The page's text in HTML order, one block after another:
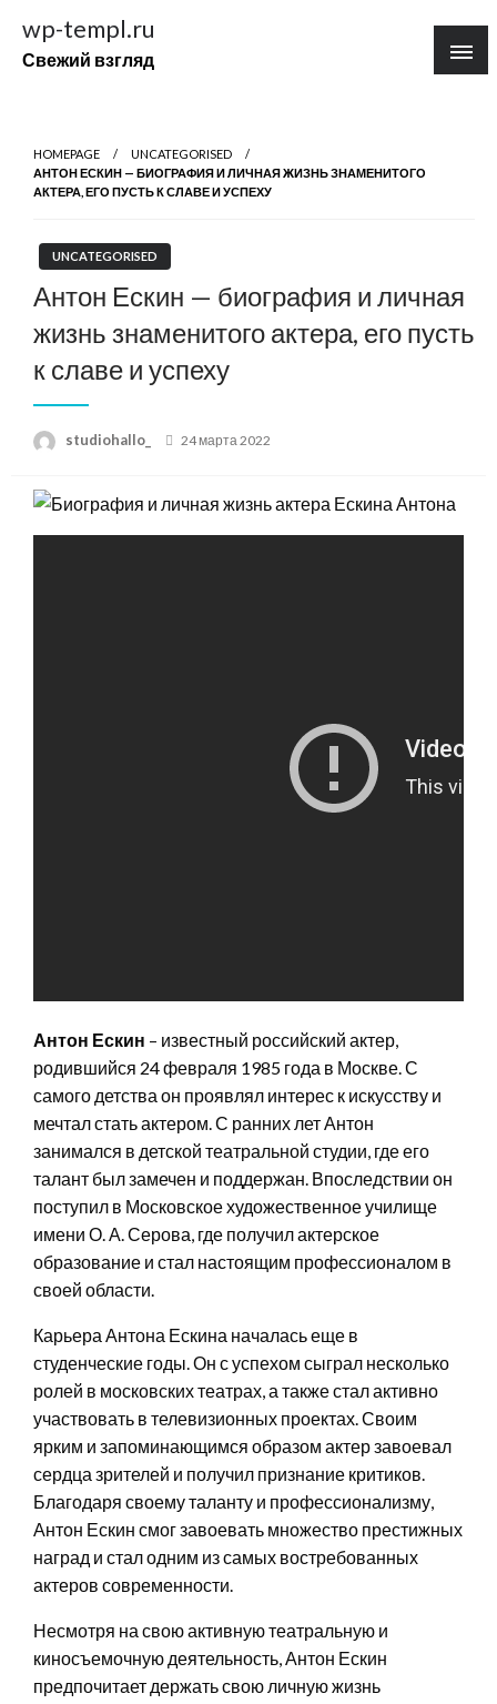
содержимому
wp-templ.ru
Свежий взгляд
HOMEPAGE
UNCATEGORISED
АНТОН ЕСКИН — БИОГРАФИЯ И ЛИЧНАЯ ЖИЗНЬ ЗНАМЕНИТОГО
АКТЕРА, ЕГО ПУСТЬ К СЛАВЕ И УСПЕХУ
UNCATEGORISED
Антон Ескин — биография и личная
жизнь знаменитого актера, его пусть
к славе и успеху
studiohallo_
Posted
24 марта 2022
Антон Ескин – известный российский актер,
родившийся 24 февраля 1985 года в Москве. С
самого детства он проявлял интерес к искусству и
мечтал стать актером. С ранних лет Антон
занимался в детской театральной студии, где его
талант был замечен и поддержан. Впоследствии он
поступил в Московское художественное училище
имени О. А. Серова, где получил актерское
образование и стал настоящим профессионалом в
своей области.
Карьера Антона Ескина началась еще в
студенческие годы. Он с успехом сыграл несколько
ролей в московских театрах, а также стал активно
участвовать в телевизионных проектах. Своим
ярким и запоминающимся образом актер завоевал
сердца зрителей и получил признание критиков.
Благодаря своему таланту и профессионализму,
Антон Ескин смог завоевать множество престижных
наград и стал одним из самых востребованных
актеров современности.
Несмотря на свою активную театральную и
киносъемочную деятельность, Антон Ескин
предпочитает держать свою личную жизнь